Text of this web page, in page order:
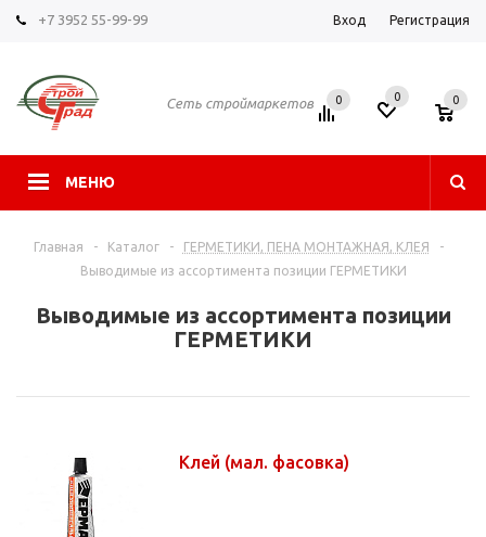
+7 3952 55-99-99 Вход Регистрация
Сеть строймаркетов
МЕНЮ
0 0 0
Главная - Каталог - ГЕРМЕТИКИ, ПЕНА МОНТАЖНАЯ, КЛЕЯ
-
Выводимые из ассортимента позиции ГЕРМЕТИКИ
Выводимые из ассортимента позиции
ГЕРМЕТИКИ
Клей (мал. фасовка)